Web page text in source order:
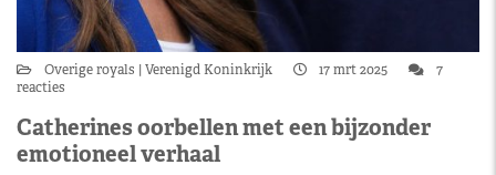
Overige royals Verenigd Koninkrijk 17 mrt 2025
7
reacties
Catherines oorbellen met een bijzonder
emotioneel verhaal